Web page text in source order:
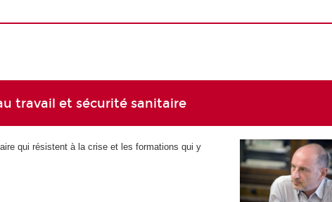
travail et sécurité sanitaire
qui résistent à la crise et les formations qui y